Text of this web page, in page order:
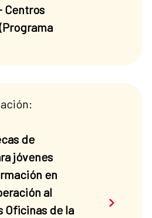
Centros
de
jóvenes
en
al
Oficinas de la
Saber